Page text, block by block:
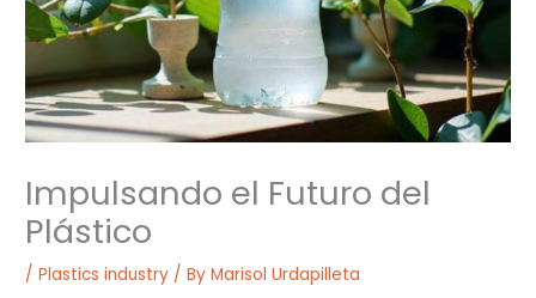
Impulsando el Futuro del
Plástico
/Plastics industry / ByMarisol Urdapilleta